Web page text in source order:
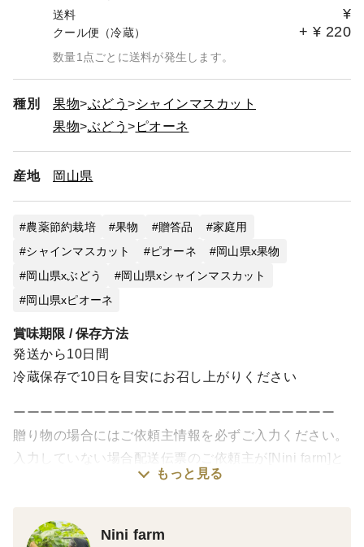
する場合には、必ず常温便の商品をご注文ください。
急な温度差により葡萄が傷みやすくなります。
以上のような原因で葡萄が傷んでしまった場合の返品交換
・お日にちの指定については承っておりません。
ご注文件数がかなり多く、日によって収穫量も違う為、い
少人数で経営している為、ご理解とご協力をお願いしま
送料 ¥
クール便（冷蔵） + ¥ 220
数量1点ごとに送料が発生します。
種別 果物 ぶどう
シャインマスカット
果物
ぶどう ピオーネ
産地 岡山県
農薬節約栽培 果物 贈答品
家庭用
シャインマスカット
ピオーネ
岡山県x果物
岡山県xぶどう
岡山県xシャインマスカット
岡山県xピオーネ
賞味期限 / 保存方法
発送から10日間
冷蔵保存で10日を目安にお召し上がりください
ーーーーーーーーーーーーーーーーーーーーーーーー
贈り物の場合にはご依頼主情報を必ずご入力ください。
入力していない場合配送伝票のご依頼主が[Nini farm]と
表記されてしまい、送り主が分からなくなってしまいま
ーーーーーーーーーーーーーーーーーーーーーーーー
もっと見る
Nini farm